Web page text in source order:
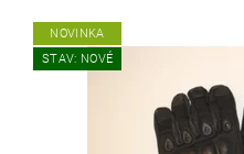
NOVINKA
STAV: NOVÉ